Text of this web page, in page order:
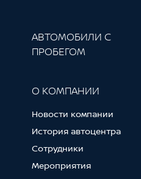
АВТОМОБИЛИ С
ПРОБЕГОМ
О КОМПАНИИ
Новости компании
История автоцентра
Сотрудники
Мероприятия